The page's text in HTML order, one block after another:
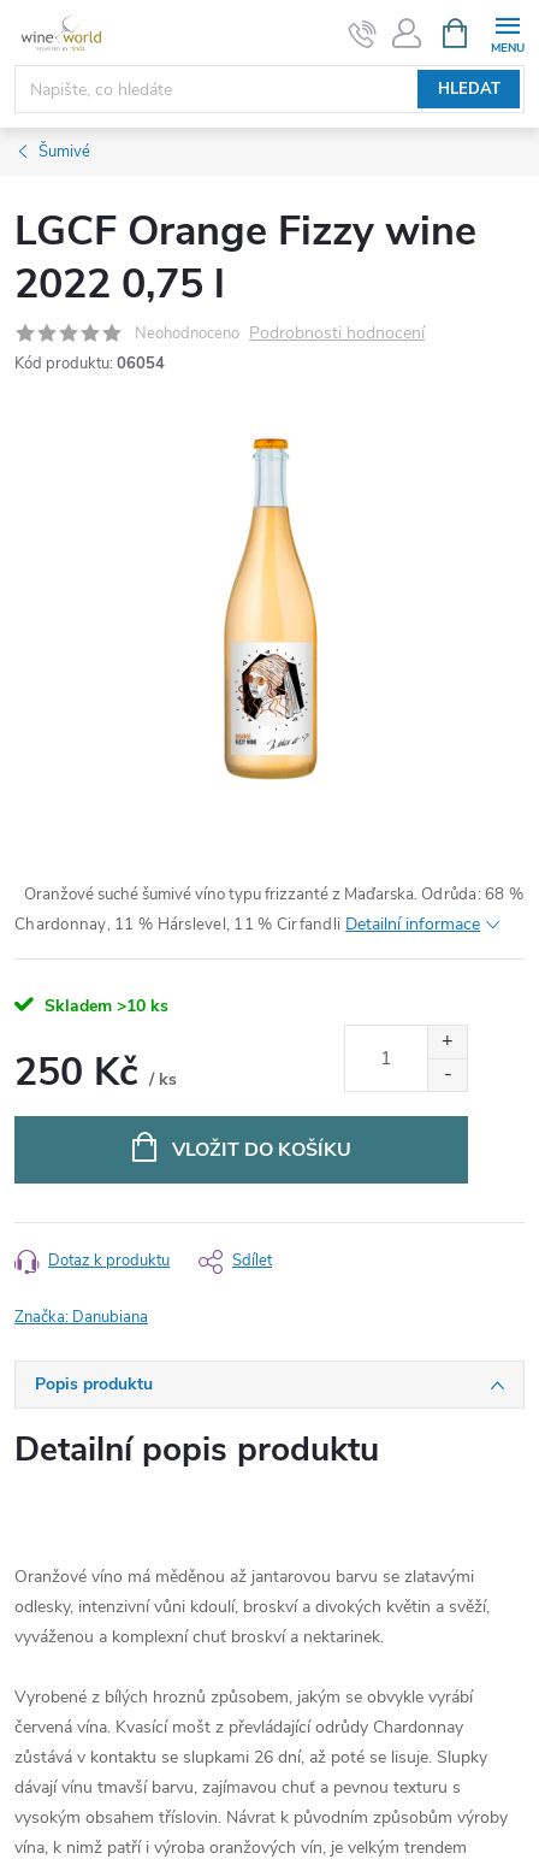
obsah
HLEDAT
NÁKUPNÍ
KOŠÍK
Šumivé
LGCF Orange Fizzy wine
2022 0,75 l
Neohodnoceno Podrobnosti hodnocení
Kód produktu: 06054
Oranžové suché šumivé víno typu frizzanté z Maďarska. Odrůda: 68 %
Chardonnay, 11 % Hárslevel, 11 % Cirfandli Detailní informace
Skladem >10 ks
250 Kč / ks
VLOŽIT DO KOŠÍKU
Dotaz k produktu Sdílet
Značka: Danubiana
Popis produktu
Detailní popis produktu
Oranžové víno má měděnou až jantarovou barvu se zlatavými
odlesky, intenzivní vůni kdoulí, broskví a divokých květin a svěží,
vyváženou a komplexní chuť broskví a nektarinek.
Vyrobené z bílých hroznů způsobem, jakým se obvykle vyrábí
červená vína. Kvasící mošt z převládající odrůdy Chardonnay
zůstává v kontaktu se slupkami 26 dní, až poté se lisuje. Slupky
dávají vínu tmavší barvu, zajímavou chuť a pevnou texturu s
vysokým obsahem tříslovin. Návrat k původním způsobům výroby
vína, k nimž patří i výroba oranžových vín, je velkým trendem